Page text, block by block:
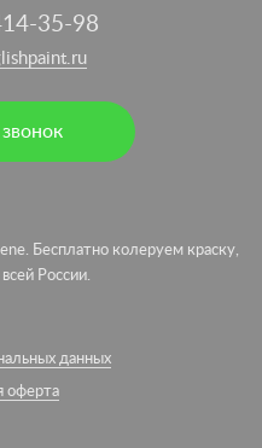
35-98
Бесплатно колеруем краску,
России.
данных
оферта